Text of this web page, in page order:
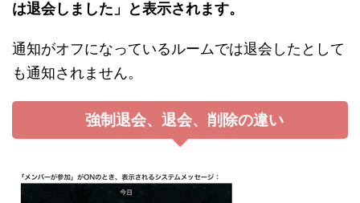
は退会しました」と表示されます。
通知がオフになっているルームでは退会したとして
も通知されません。
強制退会、退会、削除の違い